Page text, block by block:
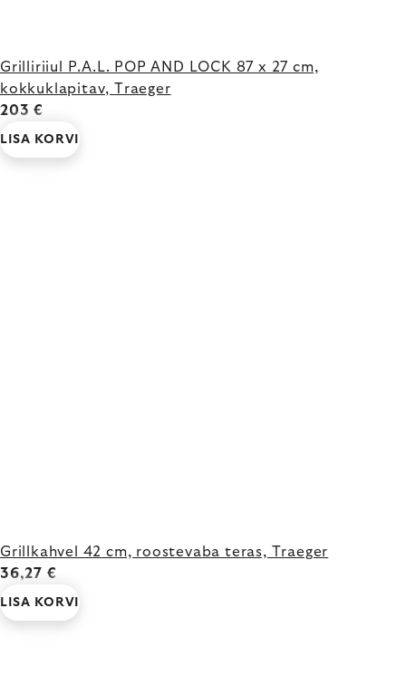
Grilliriiul P.A.L. POP AND LOCK 87 x 27 cm,
kokkuklapitav, Traeger
203 €
LISA KORVI
Grillkahvel 42 cm, roostevaba teras, Traeger
36,27 €
LISA KORVI